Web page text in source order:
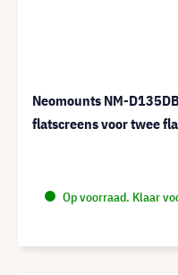
Neomounts NM-
flatscreens voor twee
Op voorraad. Klaar